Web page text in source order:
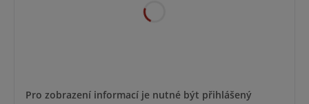
Pro zobrazení informací je nutné být přihlášený